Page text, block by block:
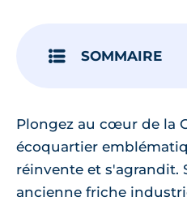
SOMMAIRE
Plongez au cœur de la
écoquartier
réinvente et s'agrandit.
ancienne friche